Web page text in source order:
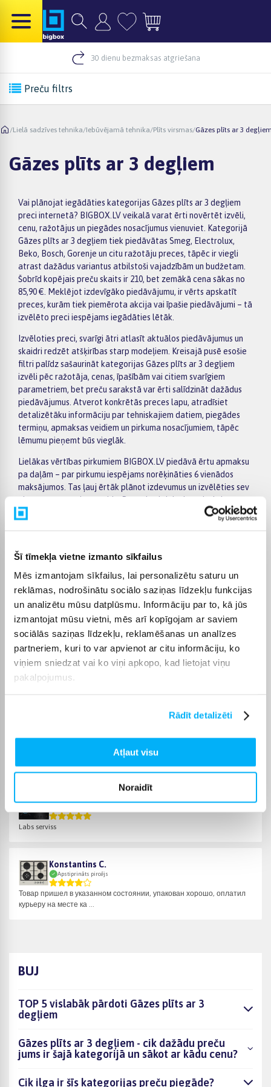
Šī tīmekļa vietne izmanto sīkfailus
Mēs izmantojam sīkfailus, lai personalizētu saturu un
reklāmas, nodrošinātu sociālo saziņas līdzekļu funkcijas
un analizētu mūsu datplūsmu. Informāciju par to, kā jūs
izmantojat mūsu vietni, mēs arī kopīgojam ar saviem
sociālās saziņas līdzekļu, reklamēšanas un analīzes
partneriem, kuri to var apvienot ar citu informāciju, ko
viņiem sniedzat vai ko viņi apkopo, kad lietojat viņu
pakalpojumus.
Rādīt detalizēti
Atļaut visu
Noraidīt
30 dienu bezmaksas atgriešana
Preču filtrs
/Lielā sadzīves tehnika/Iebūvējamā tehnika/Plīts virsmas/Gāzes plīts ar 3
Gāzes plīts ar 3 degļiem
Vai plānojat iegādāties kategorijas Gāzes plīts ar 3 degļiem
preci internetā? BIGBOX.LV veikalā varat ērti novērtēt izvēli,
cenu, ražotājus un piegādes nosacījumus vienuviet. Kategorijā
Gāzes plīts ar 3 degļiem tiek piedāvātas Smeg, Electrolux,
Beko, Bosch, Gorenje un citu ražotāju preces, tāpēc ir viegli
atrast dažādus variantus atbilstoši vajadzībām un budžetam.
Šobrīd kopējais preču skaits ir 210, bet zemākā cena sākas no
85,90 €. Meklējot izdevīgāko piedāvājumu, ir vērts apskatīt
preces, kurām tiek piemērota akcija vai īpašie piedāvājumi – tā
izvēlēto preci iespējams iegādāties lētāk.
Izvēloties preci, svarīgi ātri atlasīt aktuālos piedāvājumus un
skaidri redzēt atšķirības starp modeļiem. Kreisajā pusē esošie
filtri palīdz sašaurināt kategorijas Gāzes plīts ar 3 degļiem
izvēli pēc ražotāja, cenas, īpašībām vai citiem svarīgiem
parametriem, bet preču sarakstā var ērti salīdzināt dažādus
piedāvājumus. Atverot konkrētās preces lapu, atradīsiet
detalizētāku informāciju par tehniskajiem datiem, piegādes
termiņu, apmaksas veidiem un pirkuma nosacījumiem, tāpēc
lēmumu pieņemt būs vieglāk.
Lielākas vērtības pirkumiem BIGBOX.LV piedāvā ērtu apmaksu
pa daļām – par pirkumu iespējams norēķināties 6 vienādos
maksājumos. Tas ļauj ērtāk plānot izdevumus un izvēlēties sev
piemērotu apmaksas veidu. Pasūtījumi tiek piegādāti visā
Latvijā: piegāde uz pakomātiem maksā no 2,99 €, bet
piegādes termiņš tiek norādīts konkrētās preces lapā.
Izvēloties piemērotu preci no kategorijas Gāzes plīts ar 3
degļiem, varēsiet saņemt pasūtījumu jums ērtā veidā.
BIGBOX.LV parūpēsies, lai izvēlētā prece tiktu piegādāta
norādītajā termiņā un pirkumu internetā varētu saņemt bez
liekas kavēšanās.
Labs serviss
Konstantins C.
Apstiprināts pircējs
Товар пришел в указанном состоянии, упакован хорошо, оплатил
курьеру на месте ка ...
BUJ
TOP 5 vislabāk pārdoti Gāzes plīts ar 3
degļiem
Gāzes plīts ar 3 degļiem - cik dažādu preču
jums ir šajā kategorijā un sākot ar kādu cenu?
Cik ilga ir šīs kategorijas preču piegāde?